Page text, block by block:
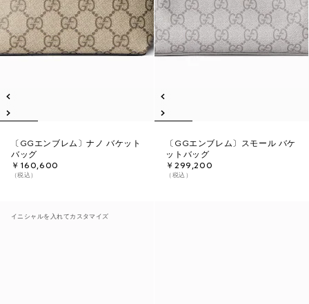
〔GGエンブレム〕ナノ バケット
バッグ
￥160,600
（税込）
〔GGエンブレム〕スモール バケ
ットバッグ
￥299,200
（税込）
イニシャルを入れてカスタマイズ